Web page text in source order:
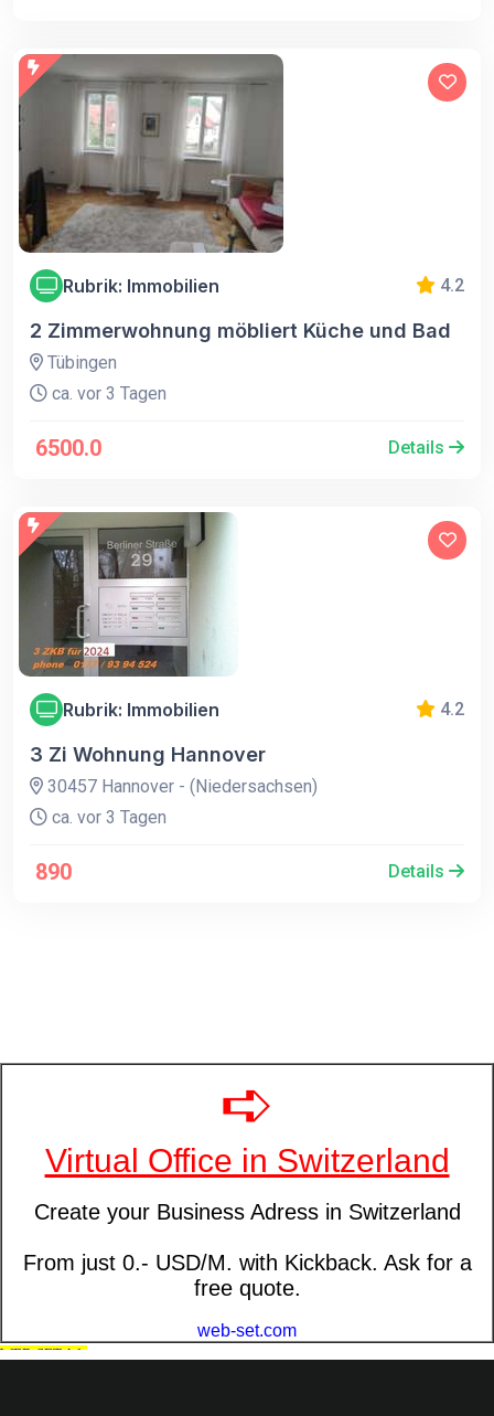
Rubrik: Immobilien 4.2
2 Zimmerwohnung möbliert Küche und Bad
Tübingen
ca. vor 3 Tagen
6500.0 Details
Rubrik: Immobilien 4.2
3 Zi Wohnung Hannover
30457 Hannover - (Niedersachsen)
ca. vor 3 Tagen
890 Details